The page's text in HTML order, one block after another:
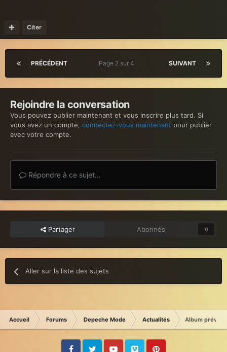
Citer
PRÉCÉDENT SUIVANT
Page 2 sur 4
Rejoindre la conversation
Vous pouvez publier maintenant et vous inscrire plus tard. Si
vous avez un compte, connectez-vous maintenant pour publier
avec votre compte.
Répondre à ce sujet…
Partager Abonnés 0
Aller sur la liste des sujets
Accueil Forums Depeche Mode Actualités Album prévu